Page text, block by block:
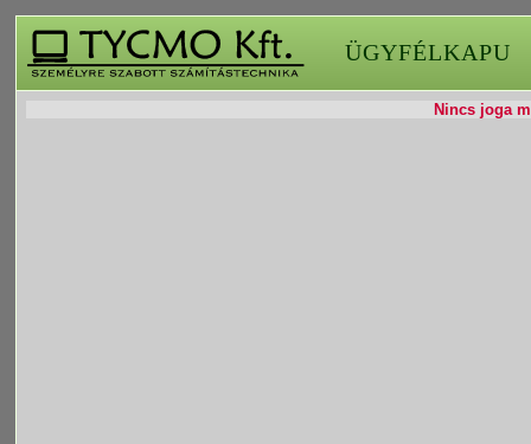
ÜGYFÉLKAPU
Nincs joga